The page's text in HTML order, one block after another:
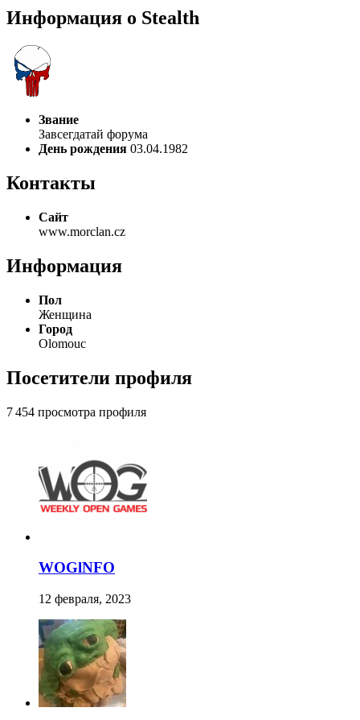
Информация о Stealth
Звание
Завсегдатай форума
День рождения 03.04.1982
Контакты
Сайт
www.morclan.cz
Информация
Пол
Женщина
Город
Olomouc
Посетители профиля
7 454 просмотра профиля
WOGlNFO
12 февраля, 2023